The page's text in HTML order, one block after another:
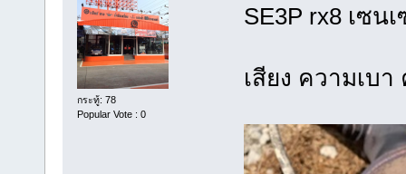
กระทู้: 78
Popular Vote : 0
SE3P
เสียง ค